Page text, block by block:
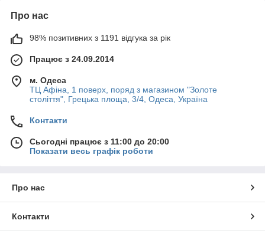
Про нас
98% позитивних з 1191 відгука за рік
Працює з 24.09.2014
м. Одеса
ТЦ Афіна, 1 поверх, поряд з магазином "Золоте
століття", Грецька площа, 3/4, Одеса, Україна
Контакти
Сьогодні працює з 11:00 до 20:00
Показати весь графік роботи
Про нас
Контакти